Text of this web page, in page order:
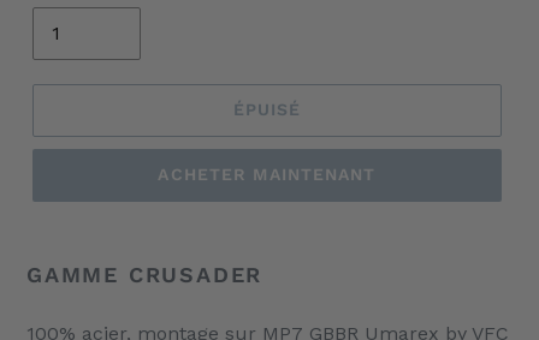
ÉPUISÉ
ACHETER MAINTENANT
d'un
GAMME CRUSADER
100% acier, montage sur MP7 GBBR Umarex by VFC